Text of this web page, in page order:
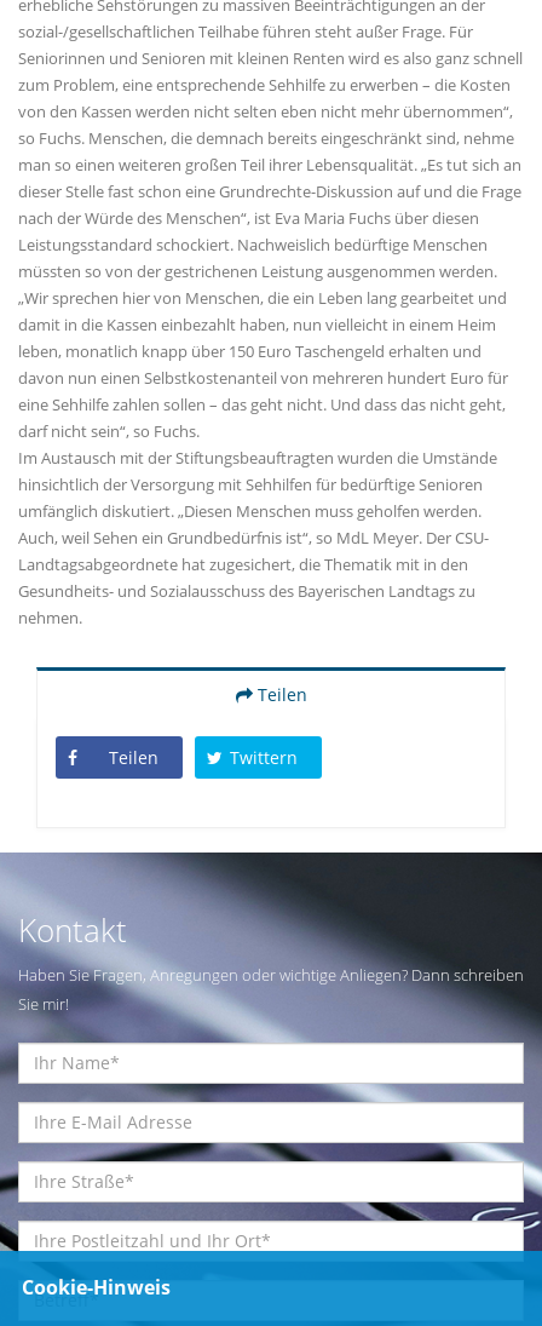
erhebliche Sehstörungen zu massiven Beeinträchtigungen an der
sozial-/gesellschaftlichen Teilhabe führen steht außer Frage. Für
Seniorinnen und Senioren mit kleinen Renten wird es also ganz schnell
zum Problem, eine entsprechende Sehhilfe zu erwerben – die Kosten
von den Kassen werden nicht selten eben nicht mehr übernommen“,
so Fuchs. Menschen, die demnach bereits eingeschränkt sind, nehme
man so einen weiteren großen Teil ihrer Lebensqualität. „Es tut sich an
dieser Stelle fast schon eine Grundrechte-Diskussion auf und die Frage
nach der Würde des Menschen“, ist Eva Maria Fuchs über diesen
Leistungsstandard schockiert. Nachweislich bedürftige Menschen
müssten so von der gestrichenen Leistung ausgenommen werden.
Wir sprechen hier von Menschen, die ein Leben lang gearbeitet und
damit in die Kassen einbezahlt haben, nun vielleicht in einem Heim
leben, monatlich knapp über 150 Euro Taschengeld erhalten und
davon nun einen Selbstkostenanteil von mehreren hundert Euro für
eine Sehhilfe zahlen sollen – das geht nicht. Und dass das nicht geht,
darf nicht sein“, so Fuchs.
Im Austausch mit der Stiftungsbeauftragten wurden die Umstände
hinsichtlich der Versorgung mit Sehhilfen für bedürftige Senioren
umfänglich diskutiert. „Diesen Menschen muss geholfen werden.
Auch, weil Sehen ein Grundbedürfnis ist“, so MdL Meyer. Der CSU-
Landtagsabgeordnete hat zugesichert, die Thematik mit in den
Gesundheits- und Sozialausschuss des Bayerischen Landtags zu
nehmen.
Teilen
Teilen Twittern
Kontakt
Haben Sie Fragen, Anregungen oder wichtige Anliegen? Dann schreiben
Sie mir!
Cookie-Hinweis